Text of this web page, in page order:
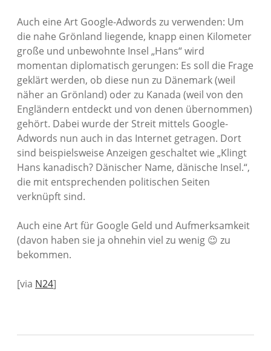
Auch eine Art Google-Adwords zu verwenden: Um
die nahe Grönland liegende, knapp einen Kilometer
große und unbewohnte Insel „Hans“ wird
momentan diplomatisch gerungen: Es soll die Frage
geklärt werden, ob diese nun zu Dänemark (weil
näher an Grönland) oder zu Kanada (weil von den
Engländern entdeckt und von denen übernommen)
gehört. Dabei wurde der Streit mittels Google-
Adwords nun auch in das Internet getragen. Dort
sind beispielsweise Anzeigen geschaltet wie „Klingt
Hans kanadisch? Dänischer Name, dänische Insel.“,
die mit entsprechenden politischen Seiten
verknüpft sind.
Auch eine Art für Google Geld und Aufmerksamkeit
(davon haben sie ja ohnehin viel zu wenig 😉 zu
bekommen.
[via N24]